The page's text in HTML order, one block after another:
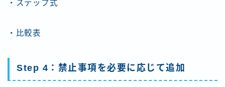
・ステップ式
・比較表
Step 4：禁止事項を必要に応じて追加